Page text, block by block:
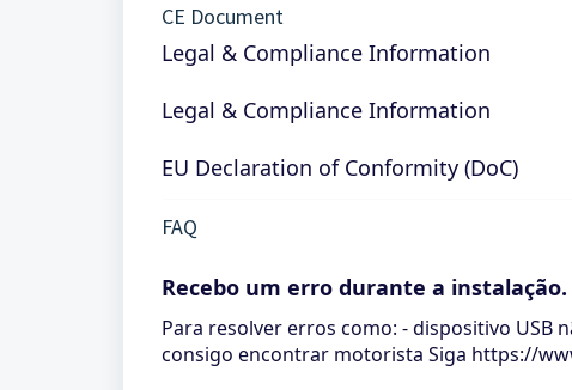
CE Document
Legal & Compliance Information
Legal & Compliance Information
EU Declaration of Conformity (DoC)
FAQ
Recebo um erro durante a instalação.
Para resolver erros como: - dispositivo USB
consigo encontrar motorista Siga https://